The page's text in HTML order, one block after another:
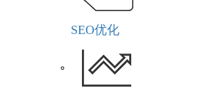
SEO优化